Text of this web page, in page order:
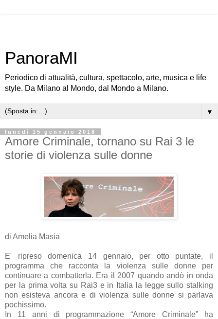
PanoraMI
Periodico di attualità, cultura, spettacolo, arte, musica e life
style. Da Milano al Mondo, dal Mondo a Milano.
▼
lunedì 15 gennaio 2018
Amore Criminale, tornano su Rai 3 le
storie di violenza sulle donne
di Amelia Masia
E' ripreso domenica 14 gennaio, per otto puntate, il
programma che racconta la violenza sulle donne per
continuare a combatterla. Era il 2007 quando andò in onda
per la prima volta su Rai3 e in Italia la legge sullo stalking
non esisteva ancora e di violenza sulle donne si parlava
pochissimo.
In 11 anni di programmazione “Amore Criminale” ha